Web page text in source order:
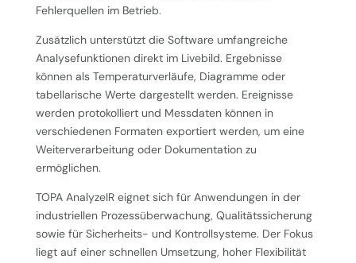
Fehlerquellen im Betrieb.
Zusätzlich unterstützt die Software umfangreiche
Analysefunktionen direkt im Livebild. Ergebnisse
können als Temperaturverläufe, Diagramme oder
tabellarische Werte dargestellt werden. Ereignisse
werden protokolliert und Messdaten können in
verschiedenen Formaten exportiert werden, um eine
Weiterverarbeitung oder Dokumentation zu
ermöglichen.
TOPA AnalyzeIR eignet sich für Anwendungen in der
industriellen Prozessüberwachung, Qualitätssicherung
sowie für Sicherheits- und Kontrollsysteme. Der Fokus
liegt auf einer schnellen Umsetzung, hoher Flexibilität